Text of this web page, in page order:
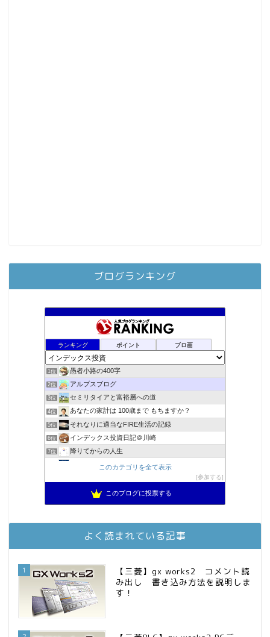
ブログランキング
ランキング ポイント ブロ画
1位 愚者小路の400字
2位 アルプスブログ
3位 セミリタイアと富裕層への道
4位 あなたの家計は 100歳まで もちますか？
5位 それなりに適当なFIRE生活の記録
6位 インデックス投資日記＠川崎
7位 降りてからの人生
MBAのインデックス投資日記
スパコンSEが効率的投資で一家セミリタイアするブログ
2023年(46歳)FIRE！！！＠20XX年FIRE！！！
11位 お金に困らない生活（インデックス投資ブログ）
庶民的家族がインデックス投資でセミリタイア目指してみた
このカテゴリを全て表示
参加する
このブログに投票する
よく読まれている記事
1
【三菱】gx works2 コメント読
み出し 書き込み方法を説明しま
す！